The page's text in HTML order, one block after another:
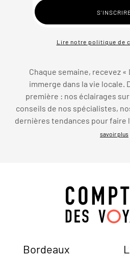
Lire notre politique de
Chaque semaine, recevez
immerge dans la vie locale.
première : nos éclairages
conseils de nos spécialistes,
dernières tendances pour faire
savoir plus
Bordeaux